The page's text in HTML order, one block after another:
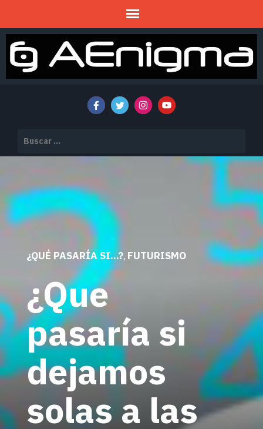
¿QUÉ PASARÍA SI...?, FUTURISMO
¿Que
pasaría si
dejamos
solas a las